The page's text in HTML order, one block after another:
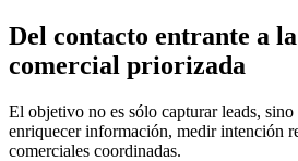
Del contacto entrante a
comercial priorizada
El objetivo no es sólo capturar leads, sino
enriquecer información, medir intención
comerciales coordinadas.